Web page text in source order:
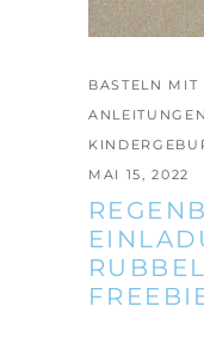
BASTELN
MAI 15, 2022